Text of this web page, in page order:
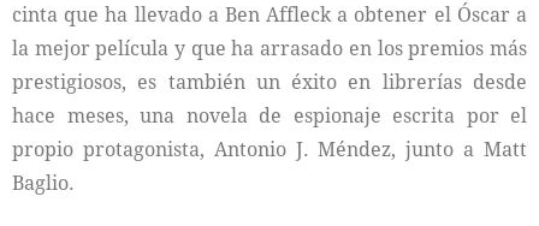
cinta que ha llevado a Ben Affleck a obtener el Óscar a
la mejor película y que ha arrasado en los premios más
prestigiosos, es también un éxito en librerías desde
hace meses, una novela de espionaje escrita por el
propio protagonista, Antonio J. Méndez, junto a Matt
Baglio.